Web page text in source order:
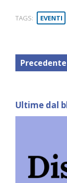
TAGS: EVENTI
Precedente
Ultime dal